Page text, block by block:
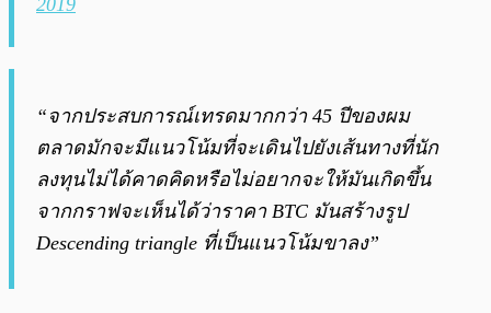
2019
“จากประสบการณ์เทรดมากกว่า 45 ปีของผม
ตลาดมักจะมีแนวโน้มที่จะเดินไปยังเส้นทางที่นัก
ลงทุนไม่ได้คาดคิดหรือไม่อยากจะให้มันเกิดขึ้น
จากกราฟจะเห็นได้ว่าราคา BTC มันสร้างรูป
Descending triangle ที่เป็นแนวโน้มขาลง”